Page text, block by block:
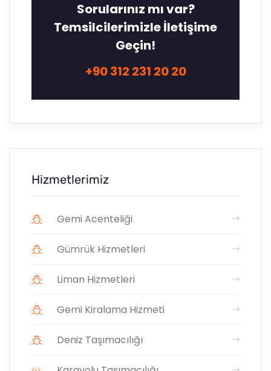
Sorularınız mı var?
Temsilcilerimizle İletişime
Geçin!
+90 312 231 20 20
Hizmetlerimiz
Gemi Acenteliği
Gümrük Hizmetleri
Liman Hizmetleri
Gemi Kiralama Hizmeti
Deniz Taşımacılığı